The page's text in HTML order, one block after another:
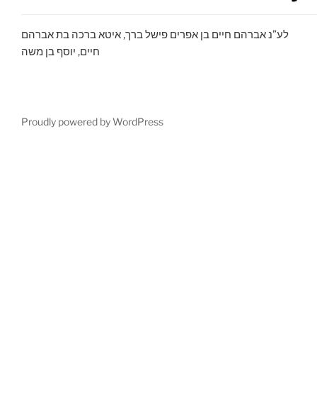
לע”נ אברהם חיים בן אפרים פישל ברך, איטא ברכה בת אברהם
חיים, יוסף בן משה
Proudly powered by WordPress